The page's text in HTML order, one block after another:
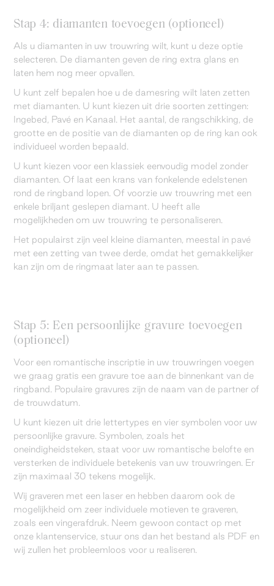
Stap 4: diamanten toevoegen (optioneel)
Als u diamanten in uw trouwring wilt, kunt u deze optie
selecteren. De diamanten geven de ring extra glans en
laten hem nog meer opvallen.
U kunt zelf bepalen hoe u de damesring wilt laten zetten
met diamanten. U kunt kiezen uit drie soorten zettingen:
Ingebed, Pavé en Kanaal. Het aantal, de rangschikking, de
grootte en de positie van de diamanten op de ring kan ook
individueel worden bepaald.
U kunt kiezen voor een klassiek eenvoudig model zonder
diamanten. Of laat een krans van fonkelende edelstenen
rond de ringband lopen. Of voorzie uw trouwring met een
enkele briljant geslepen diamant. U heeft alle
mogelijkheden om uw trouwring te personaliseren.
Het populairst zijn veel kleine diamanten, meestal in pavé
met een zetting van twee derde, omdat het gemakkelijker
kan zijn om de ringmaat later aan te passen.
Stap 5: Een persoonlijke gravure toevoegen
(optioneel)
Voor een romantische inscriptie in uw trouwringen voegen
we graag gratis een gravure toe aan de binnenkant van de
ringband. Populaire gravures zijn de naam van de partner of
de trouwdatum.
U kunt kiezen uit drie lettertypes en vier symbolen voor uw
persoonlijke gravure. Symbolen, zoals het
oneindigheidsteken, staat voor uw romantische belofte en
versterken de individuele betekenis van uw trouwringen. Er
zijn maximaal 30 tekens mogelijk.
Wij graveren met een laser en hebben daarom ook de
mogelijkheid om zeer individuele motieven te graveren,
zoals een vingerafdruk. Neem gewoon contact op met
onze klantenservice, stuur ons dan het bestand als PDF en
wij zullen het probleemloos voor u realiseren.